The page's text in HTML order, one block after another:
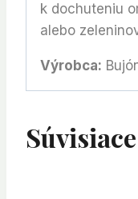
k dochuteniu
alebo
Výrobca: